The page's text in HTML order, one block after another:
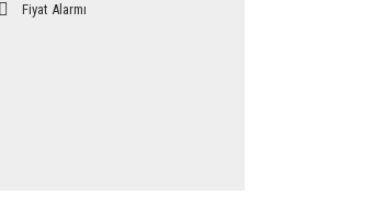
Fiyat Alarmı